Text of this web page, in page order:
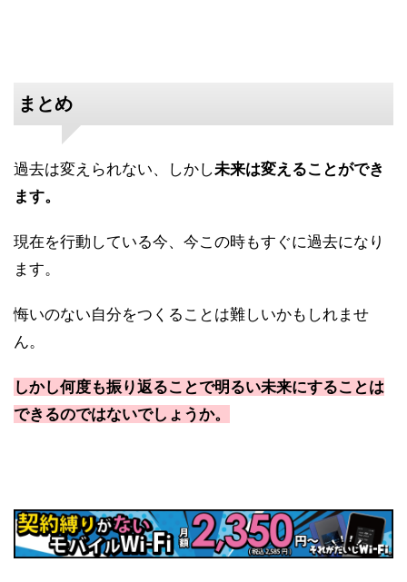
まとめ
過去は変えられない、しかし未来は変えることができ
ます。
現在を行動している今、今この時もすぐに過去になり
ます。
悔いのない自分をつくることは難しいかもしれませ
ん。
しかし何度も振り返ることで明るい未来にすることは
できるのではないでしょうか。